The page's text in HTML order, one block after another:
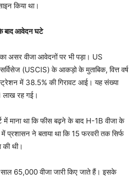
किया था।
बाद आवेदन घटे
असर वीजा आवेदनों पर भी पड़ा। US
(USCIS) के आकड़ो के मुताबिक, वित्त वर्ष
में 38.5% की गिरावट आई। यह संख्या
रह गई।
में माना था कि फीस बढ़ने के बाद H-1B वीजा के
प्रशासन ने बताया था कि 15 फरवरी तक सिर्फ
की थी।
65,000 वीजा जारी किए जाते हैं। इसके